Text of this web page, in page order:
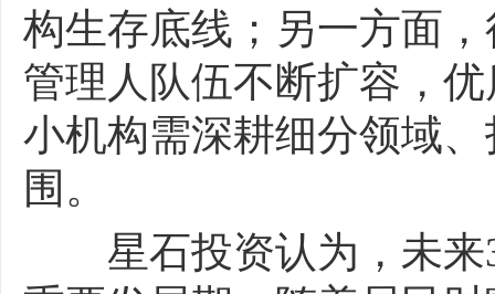
构生存底线；另一方面
管理人队伍不断扩容，
小机构需深耕细分领域
围。
星石投资认为，未来